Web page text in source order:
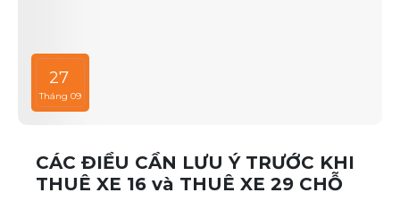
27
Tháng 09
CÁC ĐIỀU CẦN LƯU Ý TRƯỚC KHI
THUÊ XE 16 và THUÊ XE 29 CHỖ